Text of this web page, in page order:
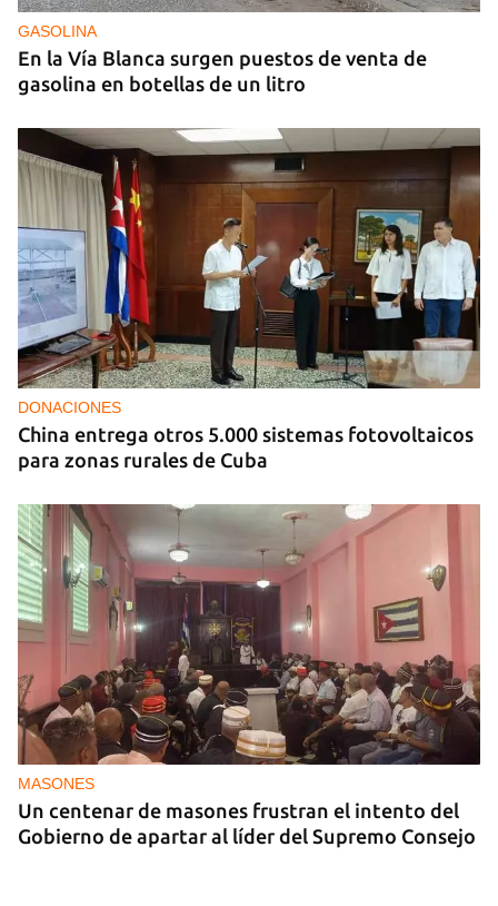
GASOLINA
En la Vía Blanca surgen puestos de venta de
gasolina en botellas de un litro
DONACIONES
China entrega otros 5.000 sistemas fotovoltaicos
para zonas rurales de Cuba
MASONES
Un centenar de masones frustran el intento del
Gobierno de apartar al líder del Supremo Consejo